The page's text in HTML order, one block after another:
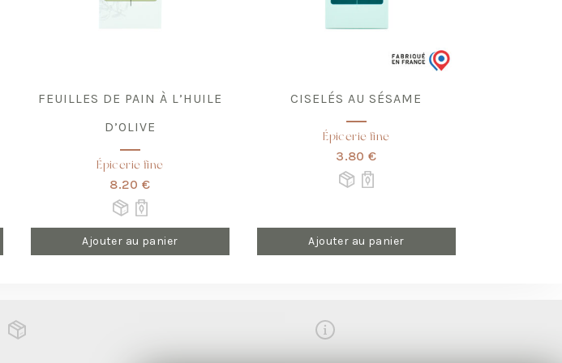
FEUILLES DE PAIN À L’HUILE
D’OLIVE
Épicerie fine
8.20 €
Ajouter au panier
CISELÉS AU SÉSAME
Épicerie fine
3.80 €
Ajouter au panier